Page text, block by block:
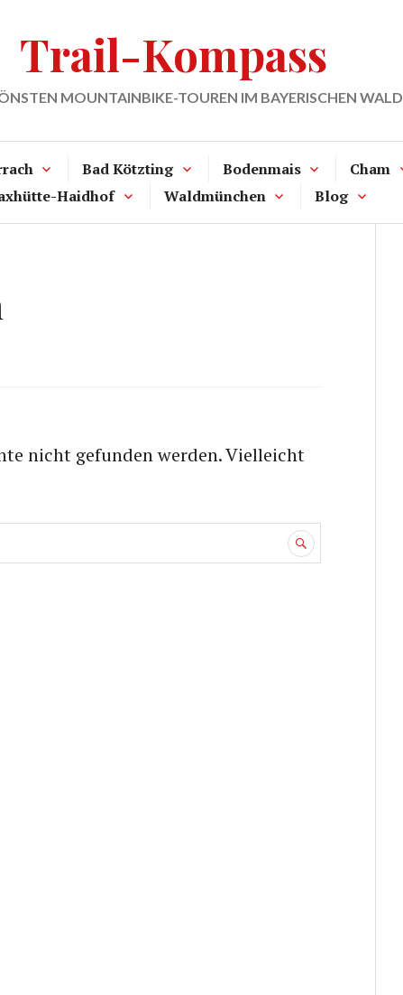
Trail-Kompass
MOUNTAINBIKE-TOUREN IM BAYERISCHEN WALD
Bad Kötzting Bodenmais Cham
Haidhof Waldmünchen Blog
nicht gefunden werden. Vielleicht